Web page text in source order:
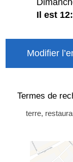
Il est
Modifier
Termes de
terre,